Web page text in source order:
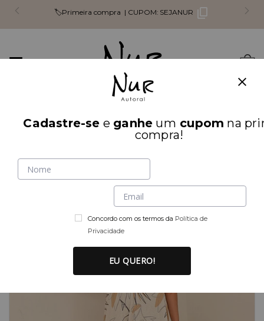
🏷️Primeira compra | CUPOM: SEJANUR
Mudar
INÍCIO LOOK INTEIRO
Cadastre-se e ganhe um cupom na
compra!
Concordo com os termos da Política de
Privacidade
EU QUERO!